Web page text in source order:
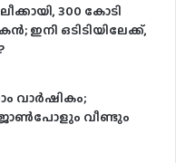
300 കോടി
ഇനി ഒടിടിയിലേക്ക്,
വാർഷികം;
വീണ്ടും